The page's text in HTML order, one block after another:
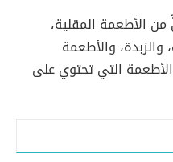
الأطعمة المقلية،
والزبدة، والأطعمة
والأطعمة التي تحتوي على